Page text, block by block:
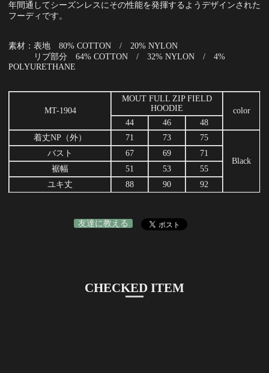
年間通してシーズンレスにその性能を発揮するようデザインされた
フーディです。
素材：表地 80% COTTON / 20% NYLON
リブ部分 64% COTTON / 32% NYLON / 4%
POLYURETHANE
MT-1904
MOUT FULL ZIP FIELD
HOODIE
color
44
46
48
着丈NP（外）
71 73 75
Black
バスト 67 69
71
裾幅
51 53
55
ユキ丈
88 90 92
友達に教える
CHECKED ITEM